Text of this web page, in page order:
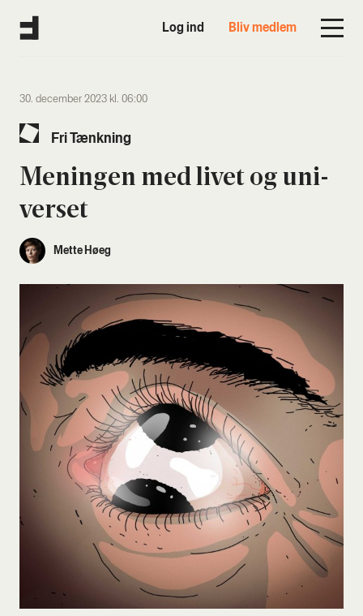
Log ind Bliv medlem
30. december 2023 kl. 06:00
Fri Tænk­ning
Menin­gen med livet og uni­
ver­set
Mette Høeg